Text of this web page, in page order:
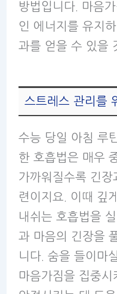
방법입니다. 마음
인 에너지를 유지
과를 얻을 수 있을
스트레스 관리를
수능 당일 아침 루
한 호흡법은 매우
가까워질수록 긴
련이지요. 이때 깊
내쉬는 호흡법을
과 마음의 긴장을
니다. 숨을 들이마
마음가짐을 집중